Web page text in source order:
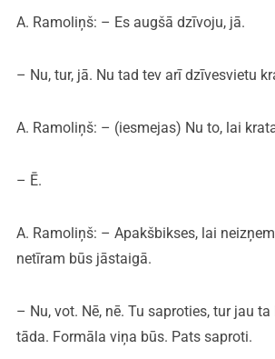
A. Ramoliņš: – Es augšā dzīvoju, jā.
– Nu, tur, jā. Nu tad tev arī dzīvesvietu
A. Ramoliņš: – (iesmejas) Nu to, lai
– Ē.
A. Ramoliņš: – Apakšbikses, lai
netīram būs jāstaigā.
– Nu, vot. Nē, nē. Tu saproties, tur jau
tāda. Formāla viņa būs. Pats saproti.